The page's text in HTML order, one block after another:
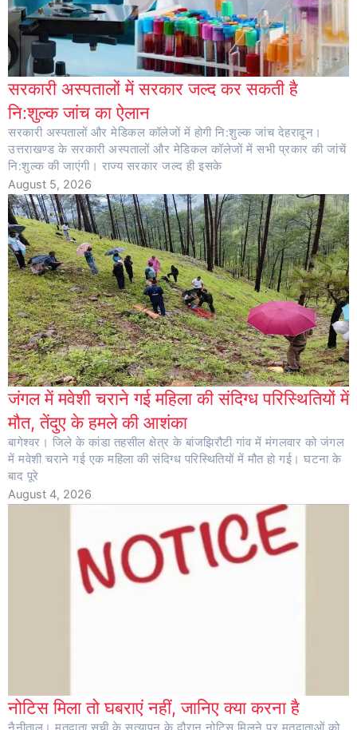
सरकारी अस्पतालों में सरकार जल्द कर सकती है
नि:शुल्क जांच का ऐलान
सरकारी अस्पतालों और मेडिकल कॉलेजों में होगी नि:शुल्क जांच देहरादून।
उत्तराखण्ड के सरकारी अस्पतालों और मेडिकल कॉलेजों में सभी प्रकार की जांचें
नि:शुल्क की जाएंगी। राज्य सरकार जल्द ही इसके
August 5, 2026
जंगल में मवेशी चराने गई महिला की संदिग्ध परिस्थितियों में
मौत, तेंदुए के हमले की आशंका
बागेश्वर। जिले के कांडा तहसील क्षेत्र के बांजझिरौटी गांव में मंगलवार को जंगल
में मवेशी चराने गई एक महिला की संदिग्ध परिस्थितियों में मौत हो गई। घटना के
बाद पूरे
August 4, 2026
नोटिस मिला तो घबराएं नहीं, जानिए क्या करना है